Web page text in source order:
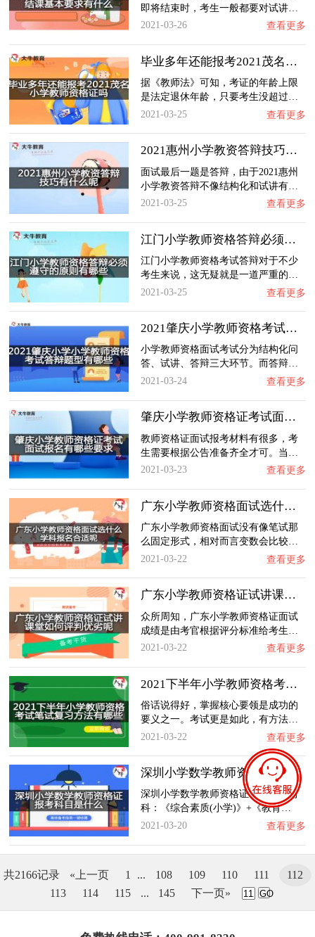
即将结束时，考生一般都要对试讲…
2021-03-26
查看更多
毕业多年还能报考2021茂名小学教师资格证吗？…
据《教师法》可知，考证的年龄上限
是法定退休年龄，只要考生没超过…
2021-03-25
查看更多
2021惠州小学教资答辩技巧有什么呢？
面试最后一题是答辩，由于2021惠州
小学教资答辩不像结构化和试讲有…
2021-03-25
查看更多
江门小学教师资格答辩必须遵守的原则有哪些？…
江门小学教师资格考试答辩对于不少
考生来说，这无疑就是一道严重的…
2021-03-25
查看更多
2021肇庆小学教师资格考试答辩题型有哪些
小学教师资格面试考试分为结构化问
答、试讲、答辩三大环节。而答辩…
2021-03-24
查看更多
肇庆小学教师资格证考试面试报名有哪些要求？…
教师资格证面试报考材料有很多，考
生需要根据公告准备齐全才可。当…
2021-03-23
查看更多
广东小学教师资格面试选什么学科报名合适呢？…
广东小学教师资格面试没有像笔试那
么固定形式，相对而言变数会比较…
2021-03-22
查看更多
广东小学教师资格证试讲课堂如何评判优劣呢？…
众所周知，广东小学教师资格证面试
成绩是由考官根据评分标准给考生…
2021-03-22
查看更多
2021下半年小学教师资格考试笔试复习方法有哪…
俗话说得好，掌握核心要领是成功的
要义之一。考试更是如此，有方法…
2021-03-22
查看更多
深圳小学数学教师资格证报考科目是什么？
深圳小学数学教师资格证笔试只考两
科：《综合素质(小学)》+《教育…
2021-03-20
查看更多
共2166记录 «上一页 1 ... 108 109 110 111
112
113
114 115 ... 145 下一页» GO